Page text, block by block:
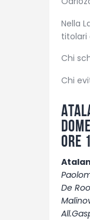
Nella
titolari
Chi
Chi
ore
De